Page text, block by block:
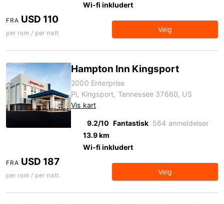
Wi-fi inkludert
FRA USD 110
per rom / per natt Velg
Hampton Inn Kingsport
2000 Enterprise
Pl, Kingsport, Tennessee 37660, US
Vis kart
9.2/10 Fantastisk 564 anmeldelser
13.9 km
Wi-fi inkludert
FRA USD 187
per rom / per natt Velg